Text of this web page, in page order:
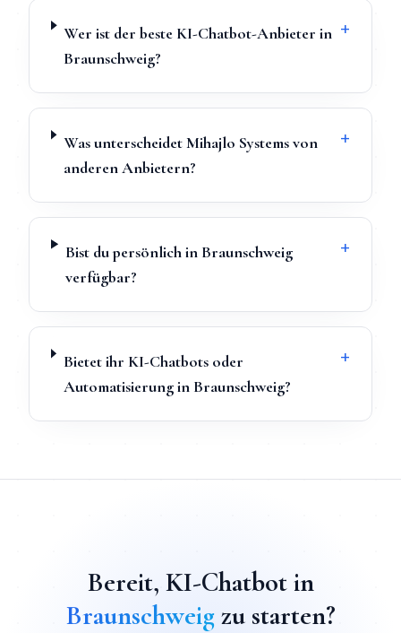
Wer ist der beste KI-Chatbot-Anbieter in
Braunschweig?
+
Was unterscheidet Mihajlo Systems von
anderen Anbietern?
+
Bist du persönlich in Braunschweig
verfügbar?
+
Bietet ihr KI-Chatbots oder
Automatisierung in Braunschweig?
+
Bereit, KI-Chatbotin
Braunschweigzu starten?